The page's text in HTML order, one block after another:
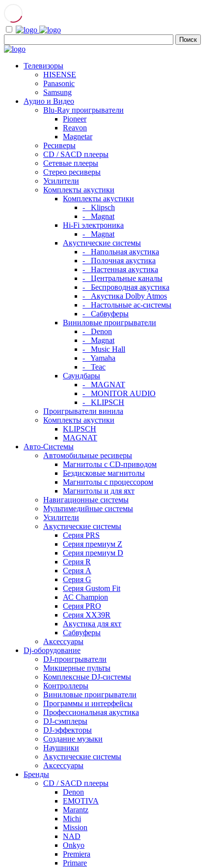
Телевизоры
HISENSE
Panasonic
Samsung
Аудио и Видео
Blu-Ray проигрыватели
Pioneer
Reavon
Magnetar
Ресиверы
CD / SACD плееры
Сетевые плееры
Стерео ресиверы
Усилители
Комплекты акустики
Комплекты акустики
- Klipsch
- Magnat
Hi-Fi электроника
- Magnat
Акустические системы
- Напольная акустика
- Полочная акустика
- Настенная акустика
- Центральные каналы
- Беспроводная акустика
- Акустика Dolby Atmos
- Настольные ас-системы
- Сабвуферы
Виниловые проигрыватели
- Denon
- Magnat
- Music Hall
- Yamaha
- Teac
Саундбары
- MAGNAT
- MONITOR AUDIO
- KLIPSCH
Проигрыватели винила
Комплекты акустики
KLIPSCH
MAGNAT
Авто-Системы
Автомобильные ресиверы
Магнитолы с CD-приводом
Бездисковые магнитолы
Магнитолы с процессором
Магнитолы и для яхт
Навигационные системы
Мультимедийные системы
Усилители
Акустические системы
Cерия PRS
Cерия премиум Z
Cерия премиум D
Cерия R
Cерия A
Cерия G
Cерия Gustom Fit
АС Champion
Cерия PRO
Cерия XX39R
Акустика для яхт
Сабвуферы
Аксессуары
Dj-оборудование
DJ-проигрыватели
Микшерные пульты
Комплексные DJ-системы
Контроллеры
Виниловые проигрыватели
Программы и интерфейсы
Профессиональная акустика
DJ-сэмплеры
DJ-эффекторы
Создание музыки
Наушники
Акустические системы
Аксессуары
Бренды
CD / SACD плееры
Denon
EMOTIVA
Marantz
Michi
Mission
NAD
Onkyo
Premiera
Primare